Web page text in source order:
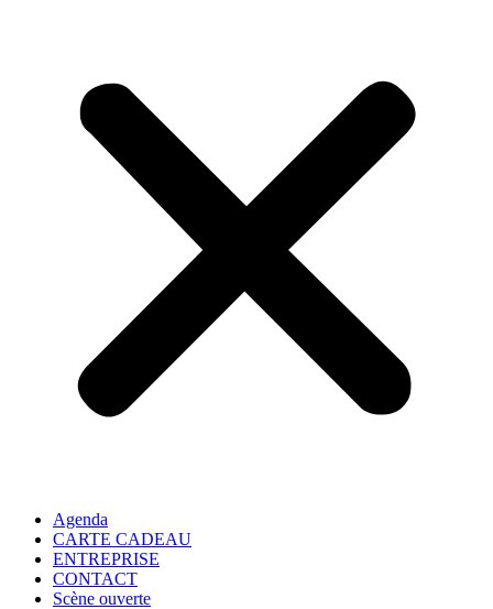
Agenda
CARTE CADEAU
ENTREPRISE
CONTACT
Scène ouverte